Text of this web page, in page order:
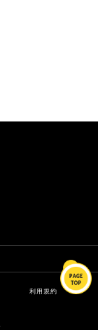
利用規約